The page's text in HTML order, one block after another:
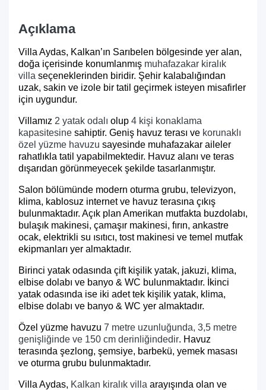
Açıklama
Villa Aydas, Kalkan’ın Sarıbelen bölgesinde yer alan,
doğa içerisinde konumlanmış muhafazakar kiralık
villa seçeneklerinden biridir. Şehir kalabalığından
uzak, sakin ve izole bir tatil geçirmek isteyen misafirler
için uygundur.
Villamız 2 yatak odalı olup 4 kişi konaklama
kapasitesine sahiptir. Geniş havuz terası ve korunaklı
özel yüzme havuzu sayesinde muhafazakar aileler
rahatlıkla tatil yapabilmektedir. Havuz alanı ve teras
dışarıdan görünmeyecek şekilde tasarlanmıştır.
Salon bölümünde modern oturma grubu, televizyon,
klima, kablosuz internet ve havuz terasına çıkış
bulunmaktadır. Açık plan Amerikan mutfakta buzdolabı,
bulaşık makinesi, çamaşır makinesi, fırın, ankastre
ocak, elektrikli su ısıtıcı, tost makinesi ve temel mutfak
ekipmanları yer almaktadır.
Birinci yatak odasında çift kişilik yatak, jakuzi, klima,
elbise dolabı ve banyo & WC bulunmaktadır. İkinci
yatak odasında ise iki adet tek kişilik yatak, klima,
elbise dolabı ve banyo & WC yer almaktadır.
Özel yüzme havuzu 7 metre uzunluğunda, 3,5 metre
genişliğinde ve 150 cm derinliğindedir. Havuz
terasında şezlong, şemsiye, barbekü, yemek masası
ve oturma grubu bulunmaktadır.
Villa Aydas, Kalkan kiralık villa arayışında olan ve